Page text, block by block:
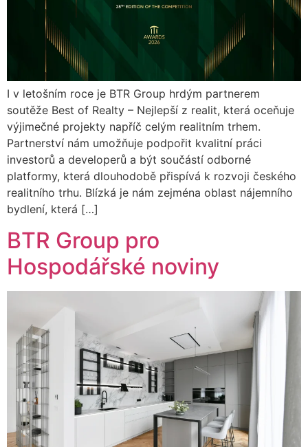
I v letošním roce je BTR Group hrdým partnerem
soutěže Best of Realty – Nejlepší z realit, která oceňuje
výjimečné projekty napříč celým realitním trhem.
Partnerství nám umožňuje podpořit kvalitní práci
investorů a developerů a být součástí odborné
platformy, která dlouhodobě přispívá k rozvoji českého
realitního trhu. Blízká je nám zejména oblast nájemního
bydlení, která […]
BTR Group pro
Hospodářské noviny